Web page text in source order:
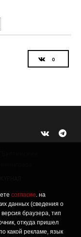
согласие. на
данных (сведения о
браузера, тип
откуда пришел
какой рекламе, язык
лицам